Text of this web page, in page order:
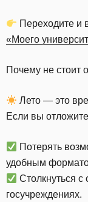
Переходите и
«Моего
Почему не стоит
Лето — это
Если вы
Потерять
удобным
Столкнуться
госучреждениях.